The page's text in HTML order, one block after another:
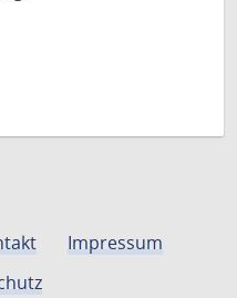
Impressum